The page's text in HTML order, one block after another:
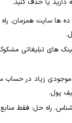
دارید یا حذف کنید.
ده ها سایت همزمان.
های تبلیغاتی
موجودی زیاد در
پول.
راه حل: فقط